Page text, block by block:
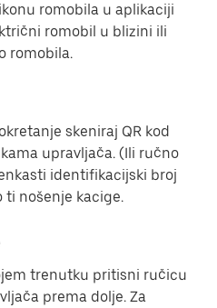
romobila u aplikaciji
romobil u blizini ili
romobila.
skeniraj QR kod
upravljača. (Ili ručno
identifikacijski broj
ti nošenje kacige.
trenutku pritisni ručicu
prema dolje. Za